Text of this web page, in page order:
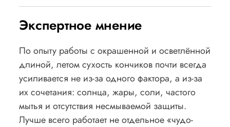
Экспертное мнение
По опыту работы с окрашенной и осветлённой
длиной, летом сухость кончиков почти всегда
усиливается не из-за одного фактора, а из-за
их сочетания: солнца, жары, соли, частого
мытья и отсутствия несмываемой защиты.
Лучше всего работает не отдельное «чудо-